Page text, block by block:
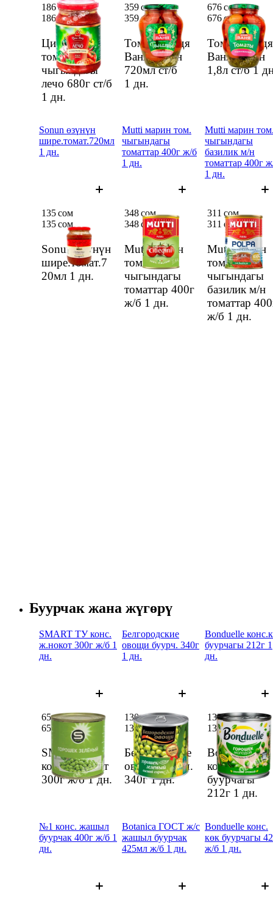
Цин-Каз
томат
чыгындагы
лечо 680г ст/б
1 дн.
186 сом
186 сом
Томаты Дядя
Ваня марин
720мл ст/б
1 дн.
359 сом
359 сом
Томаты Дядя
Ваня марин
1,8л ст/б1
676 сом
676 сом
Sonun өзүнүн
шире.томат.720мл
1 дн.
Sonun өзүнүн
шире.томат.7
20мл 1 дн.
135 сом
135 сом
Mutti марин том.
чыгындагы
томаттар 400г ж/б
1 дн.
Mutti марин
том.
чыгындагы
томаттар 400г
ж/б 1 дн.
348 сом
348 сом
Mutti марин
чыгындагы
базилик м/н
томаттар 400г
1 дн.
Mutti марин
том.
чыгындагы
базилик м/н
томаттар
ж/б 1 дн.
311 сом
311 сом
Буурчак жана жүгөрү
SMART ТУ конс.
ж.нокот 300г ж/б 1
дн.
SMART ТУ
конс. ж.нокот
300г ж/б1 дн.
65 сом
65 сом
Белгородские
овощи буурч. 340г
1 дн.
Белгородские
овощи буурч.
340г1 дн.
130 сом
130 сом
Bonduelle
буурчагы 212г 1
дн.
Bonduelle
конс.көк
буурчагы
212г 1 дн.
132 сом
132 сом
№1 конс. жашыл
буурчак 400г ж/б 1
дн.
Botanica ГОСТ ж/с
жашыл буурчак
425мл ж/б 1 дн.
Bonduelle конс.
көк буурчагы
ж/б 1 дн.